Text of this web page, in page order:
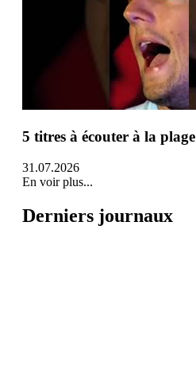
5 titres à écouter à la plage
31.07.2026
En voir plus...
Derniers journaux